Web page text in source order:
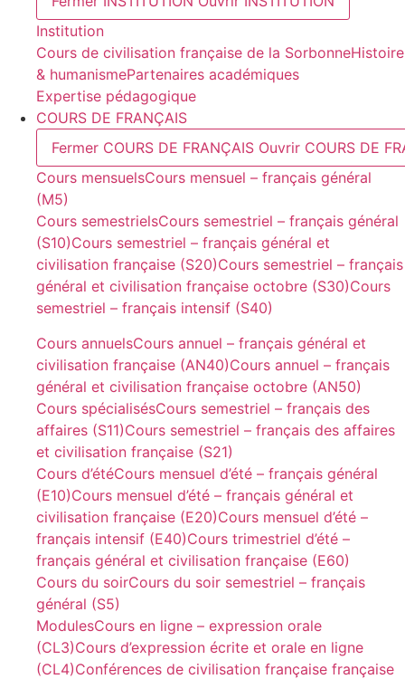
Institution
Cours de civilisation française de la SorbonneHistoire
& humanismePartenaires académiques
Expertise pédagogique
COURS DE FRANÇAIS
Fermer COURS DE FRANÇAIS Ouvrir COURS DE
Cours mensuelsCours mensuel – français général
(M5)
Cours semestrielsCours semestriel – français général
(S10)Cours semestriel – français général et
civilisation française (S20)Cours semestriel – français
général et civilisation française octobre (S30)Cours
semestriel – français intensif (S40)
Cours annuelsCours annuel – français général et
civilisation française (AN40)Cours annuel – français
général et civilisation française octobre (AN50)
Cours spécialisésCours semestriel – français des
affaires (S11)Cours semestriel – français des affaires
et civilisation française (S21)
Cours d’étéCours mensuel d’été – français général
(E10)Cours mensuel d’été – français général et
civilisation française (E20)Cours mensuel d’été –
français intensif (E40)Cours trimestriel d’été –
français général et civilisation française (E60)
Cours du soirCours du soir semestriel – français
général (S5)
ModulesCours en ligne – expression orale
(CL3)Cours d’expression écrite et orale en ligne
(CL4)Conférences de civilisation française française